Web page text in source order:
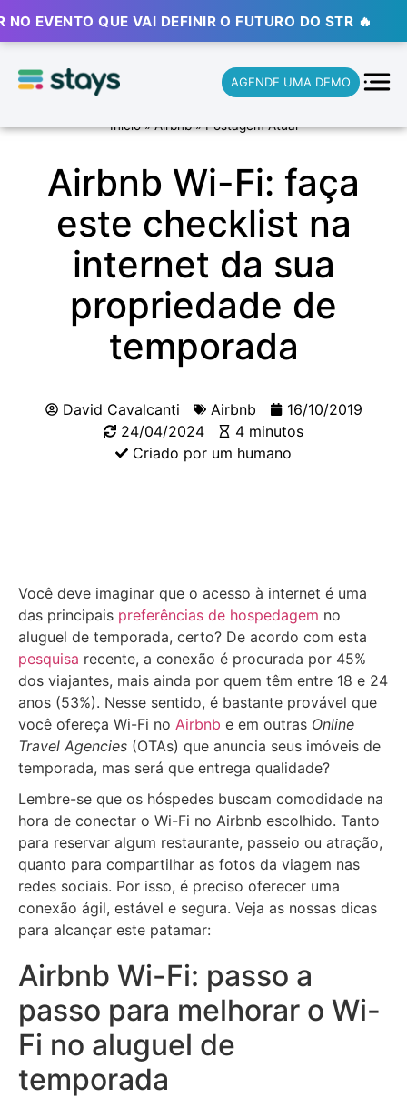
QUE VAI DEFINIR O FUTURO DO STR 🔥 ⚡ ⚡ ⚡
AGENDE UMA DEMO
Início»Airbnb»Postagem Atual
Airbnb Wi-Fi: faça
este checklist na
internet da sua
propriedade de
temporada
David Cavalcanti Airbnb
16/10/2019
24/04/2024
4 minutos
Criado por um humano
Você deve imaginar que o acesso à internet é uma
das principais preferências de hospedagem no
aluguel de temporada, certo? De acordo com esta
pesquisa recente, a conexão é procurada por 45%
dos viajantes, mais ainda por quem têm entre 18 e 24
anos (53%). Nesse sentido, é bastante provável que
você ofereça Wi-Fi no Airbnb e em outras Online
Travel Agencies (OTAs) que anuncia seus imóveis de
temporada, mas será que entrega qualidade?
Lembre-se que os hóspedes buscam comodidade na
hora de conectar o Wi-Fi no Airbnb escolhido. Tanto
para reservar algum restaurante, passeio ou atração,
quanto para compartilhar as fotos da viagem nas
redes sociais. Por isso, é preciso oferecer uma
conexão ágil, estável e segura. Veja as nossas dicas
para alcançar este patamar:
Airbnb Wi-Fi: passo a
passo para melhorar o Wi-
Fi no aluguel de
temporada